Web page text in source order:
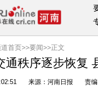
首页>>要闻>>正文
通秩序逐步恢复
来源： 河南日报 责